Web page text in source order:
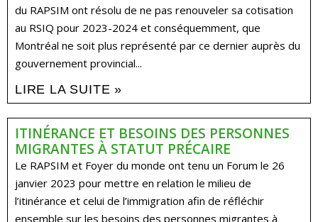
du RAPSIM ont résolu de ne pas renouveler sa cotisation
au RSIQ pour 2023-2024 et conséquemment, que
Montréal ne soit plus représenté par ce dernier auprès du
gouvernement provincial...
LIRE LA SUITE »
ITINÉRANCE ET BESOINS DES PERSONNES
MIGRANTES À STATUT PRÉCAIRE
Le RAPSIM et Foyer du monde ont tenu un Forum le 26
janvier 2023 pour mettre en relation le milieu de
l’itinérance et celui de l’immigration afin de réfléchir
ensemble sur les besoins des personnes migrantes à